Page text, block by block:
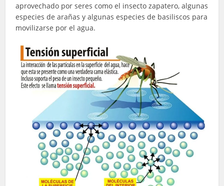
aprovechado por seres como el insecto zapatero, algunas
especies de arañas y algunas especies de basiliscos para
movilizarse por el agua.